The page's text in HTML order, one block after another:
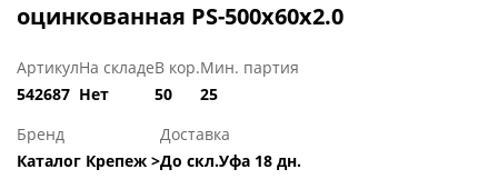
оцинкованная PS-500х60х2.0
Артикул
542687
На складе
Нет
В кор.
50
Мин. партия
25
Бренд
Каталог Крепеж >
Доставка
До скл.Уфа 18 дн.